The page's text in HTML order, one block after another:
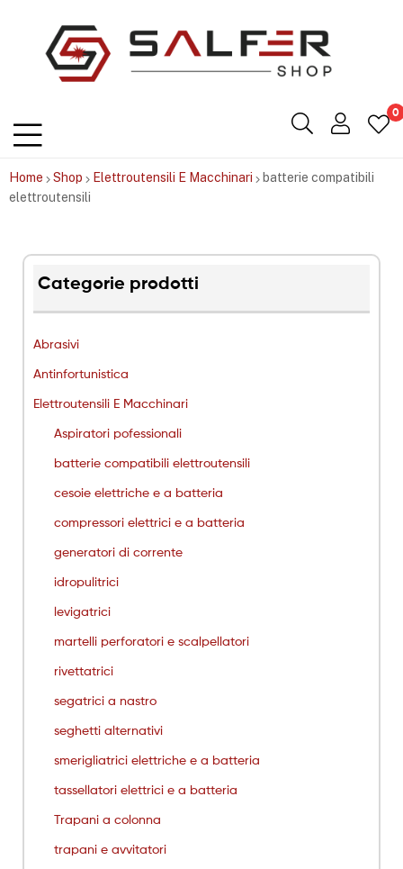
0
Home Shop Elettroutensili E Macchinari
batterie compatibili
elettroutensili
Categorie prodotti
Abrasivi
Antinfortunistica
Elettroutensili E Macchinari
Aspiratori pofessionali
batterie compatibili elettroutensili
cesoie elettriche e a batteria
compressori elettrici e a batteria
generatori di corrente
idropulitrici
levigatrici
martelli perforatori e scalpellatori
rivettatrici
segatrici a nastro
seghetti alternativi
smerigliatrici elettriche e a batteria
tassellatori elettrici e a batteria
Trapani a colonna
trapani e avvitatori